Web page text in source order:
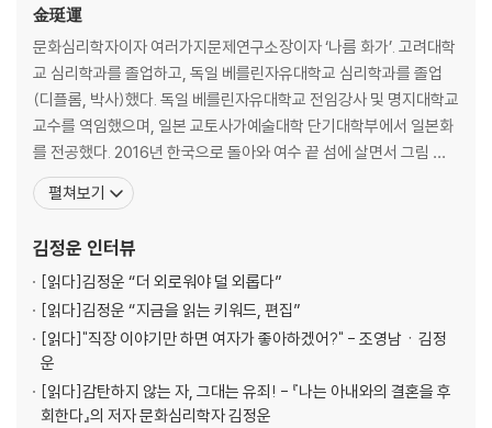
02 우리는 윈도(창문)로 세상을 개관적으로 볼 수 있다고 믿는다
03 원근법은 통제 강박이다
04 권력은 선글라스를 쓴다!
05 시대마다 지역마다 달라지는 객관적(?) 세계지도
06 공간 편집에 따라 인간 심리는 달라진다!
07 독일인들의 공간 박탈감이 제2차 세계대전의 원인이다!
09 제식훈련과 제복 페티시
PART 03. 마음과 심리학의 에디톨로지
01 개인은 편집된 개념이다
02 ‘나’는 내 기억이 편집된 결과다!
03 우리는 왜 백인에게는 친절하고, 동남아인에게는 무례할까?
04 천재는 태어나지 않는다. 편집될 뿐이다!
05 미국은 국가國歌로 편집되는 국가國家다
金珽運
문화심리학자이자 여러가지문제연구소장이자 ‘나름 화가’. 고려대학
교 심리학과를 졸업하고, 독일 베를린자유대학교 심리학과를 졸업
(디플롬, 박사)했다. 독일 베를린자유대학교 전임강사 및 명지대학교
교수를 역임했으며, 일본 교토사가예술대학 단기대학부에서 일본화
를 전공했다. 2016년 한국으로 돌아와 여수 끝 섬에 살면서 그림 그
리고, 글 쓰고, 가끔 작은 배를 타고 나가 눈먼 고기도 잡는다. 베스트
셀러 『에디톨로지』를 비롯해 『바닷가 작업실에서는 전혀 다른 시간
후회한다』, 『남자의 물건』, 『노는 만큼 성공한다』 등
펼쳐보기
김정운 인터뷰
[읽다]김정운 “더 외로워야 덜 외롭다”
[읽다]김정운 “지금을 읽는 키워드, 편집”
[읽다]"직장 이야기만 하면 여자가 좋아하겠어?" - 조영남ㆍ김정
운
[읽다]감탄하지 않는 자, 그대는 유죄! - 『나는 아내와의 결혼을 후
회한다』의 저자 문화심리학자 김정운